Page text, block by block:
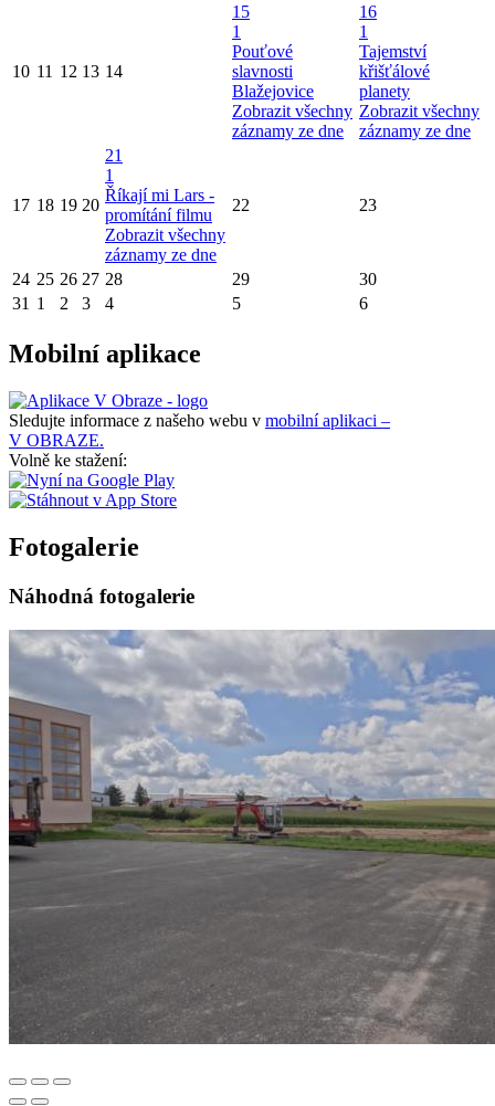
10 11 12 13 14
15
1
Pouťové
slavnosti
Blažejovice
Zobrazit všechny
záznamy ze dne
16
1
Tajemství
křišťálové
planety
Zobrazit všechny
záznamy ze dne
17 18 19 20
21
1
Říkají mi Lars -
promítání filmu
Zobrazit všechny
záznamy ze dne
22 23
24 25 26 27 28 29
30
31 1 2 3 4 5 6
Mobilní aplikace
Sledujte informace z našeho webu v mobilní aplikaci –
V OBRAZE.
Volně ke stažení:
Fotogalerie
Náhodná fotogalerie